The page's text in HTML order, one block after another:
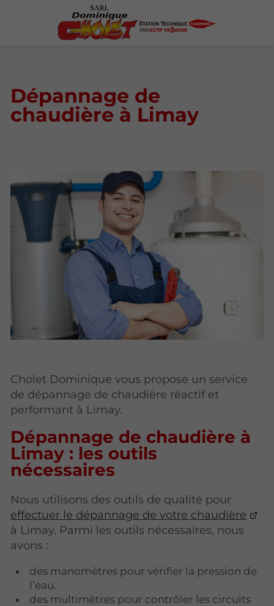
Dépannage de
chaudière à Limay
Cholet Dominique vous propose un service
de dépannage de chaudière réactif et
performant à Limay.
Dépannage de chaudière à
Limay : les outils
nécessaires
Nous utilisons des outils de qualité pour
effectuer le dépannage de votre chaudière
à Limay. Parmi les outils nécessaires, nous
avons :
des manomètres pour vérifier la pression de
l’eau.
des multimètres pour contrôler les circuits